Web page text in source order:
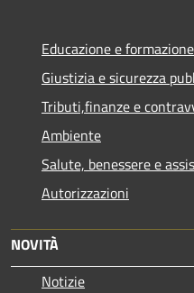
Educazione e formazione
Giustizia e sicurezza
Tributi,finanze e
Ambiente
Salute, benessere e
Autorizzazioni
NOVITÀ
Notizie